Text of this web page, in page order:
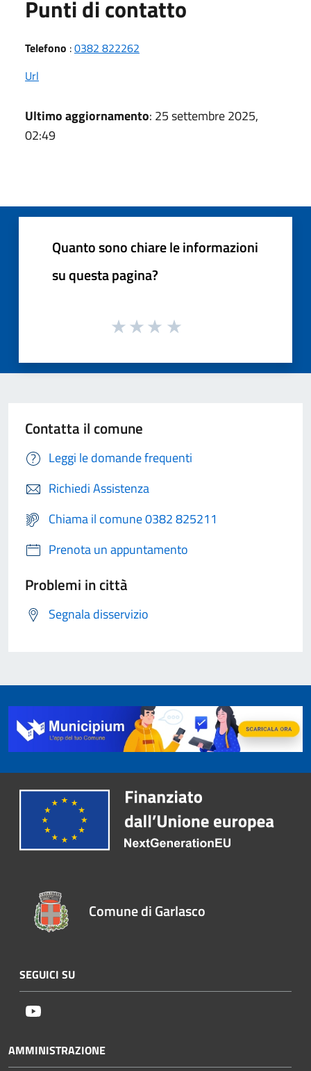
Punti di contatto
Telefono :0382 822262
Url
Ultimo aggiornamento: 25 settembre 2025,
02:49
Quanto sono chiare le informazioni
su questa pagina?
Contatta il comune
Leggi le domande frequenti
Richiedi Assistenza
Chiama il comune 0382 825211
Prenota un appuntamento
Problemi in città
Segnala disservizio
Comune di Garlasco
SEGUICI SU
AMMINISTRAZIONE